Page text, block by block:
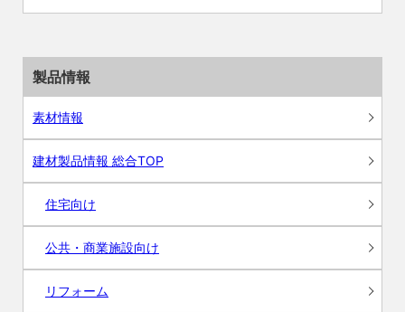
製品情報
素材情報
建材製品情報 総合TOP
住宅向け
公共・商業施設向け
リフォーム